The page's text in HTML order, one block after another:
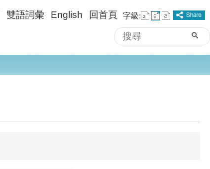
雙語詞彙 English 回首頁 字級:
搜
尋
進階搜尋